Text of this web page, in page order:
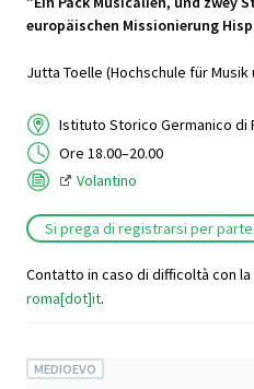
europäischen Missionierung
Jutta Toelle (Hochschule für Musik
Istituto Storico Germanico di
Ore 18.00–20.00
Volantino
Si prega di registrarsi per
Contatto in caso di difficoltà con
roma[dot]it.
MEDIOEVO